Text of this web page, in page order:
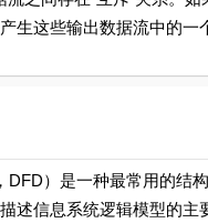
生这些输出数据流中的一
）是一种最常用的结
述信息系统逻辑模型的